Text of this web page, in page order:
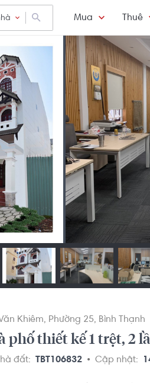
Mua Thuê
Khiêm Phường 25 Bình Thạnh
phố thiết kế 1 trệt, 2
đất: TBT106832 Cập nhật: